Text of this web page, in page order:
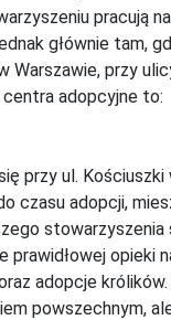
pracują
głównie tam,
Warszawie, przy
adopcyjne to:
przy ul. Kościuszki
czasu adopcji,
stowarzyszenia
prawidłowej opieki
adopcje królików.
powszechnym,